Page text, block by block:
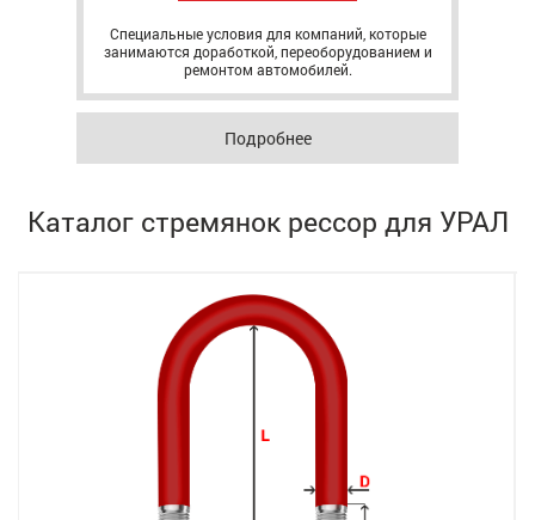
Специальные условия для компаний, которые
занимаются доработкой, переоборудованием и
ремонтом автомобилей.
Подробнее
Каталог стремянок рессор для УРАЛ